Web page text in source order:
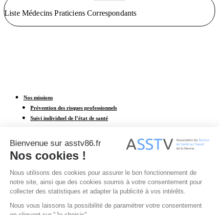
Liste Médecins Praticiens Correspondants
Nos missions
Prévention des risques professionnels
Suivi individuel de l’état de santé
Nous rejoindre
Accès au portail adhérent